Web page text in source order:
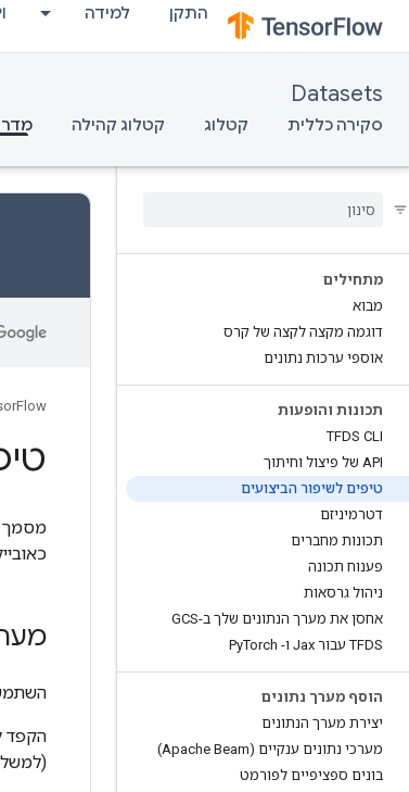
התקן למידה
Datasets
סקירה כללית קטלוג קטלוג קהילה
מתחילים
מבוא
דוגמה מקצה לקצה של קרס
אוספי ערכות נתונים
תכונות והופעות
TFDS CLI
API של פיצול וחיתוך
טיפים לשיפור הביצועים
דטרמיניזם
תכונות מחברים
פענוח תכונה
ניהול גרסאות
אחסן את מערך הנתונים שלך ב-GCS
TFDS עבור Jax ו- Py
Torch
הוסף מערך נתונים
יצירת מערך הנתונים
מערכי נתונים ענקיים (Apache Beam)
בונים ספציפיים לפורמט
הקפד
(למשל